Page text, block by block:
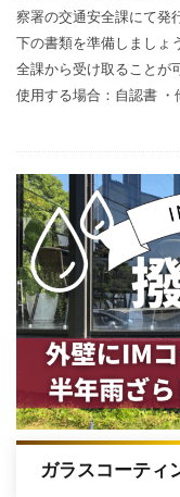
察署の交通安全課にて発
下の書類を準備しましょ
全課から受け取ることが
使用する場合：自認書
ガラスコーティ